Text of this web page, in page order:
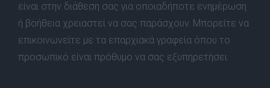
είναι στην διάθεση σας για οποιαδήποτε ενημέρωση
ή βοήθεια χρειαστεί να σας παράσχουν. Μπορείτε να
επικοινωνείτε με τα επαρχιακά γραφεία όπου το
προσωπικό είναι πρόθυμο να σας εξυπηρετήσει.